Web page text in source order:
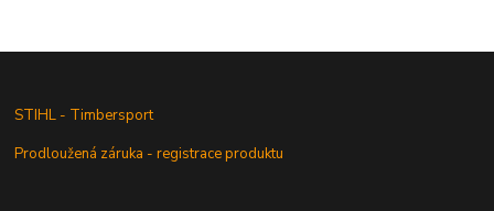
STIHL - Timbersport
Prodloužená záruka - registrace produktu